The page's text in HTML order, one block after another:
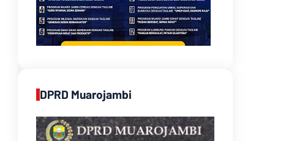
DPRD Muarojambi